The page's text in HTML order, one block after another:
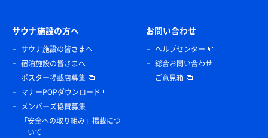
サウナ施設の方へ
サウナ施設の皆さまへ
宿泊施設の皆さまへ
ポスター掲載店募集
マナーPOPダウンロード
メンバーズ協賛募集
「安全への取り組み」掲載につ
いて
お問い合わせ
ヘルプセンター
総合お問い合わせ
ご意見箱